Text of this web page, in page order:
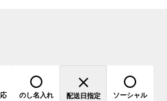
のし名入れ 配送日指定
ソーシャル